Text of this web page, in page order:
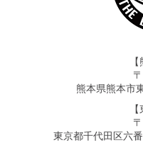
熊本県熊本市
東京都千代田区六